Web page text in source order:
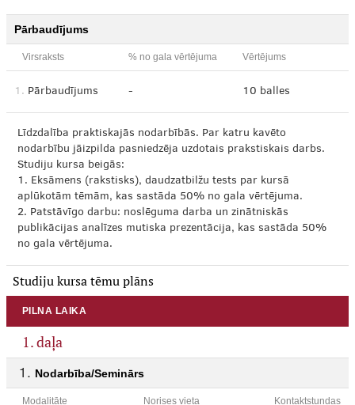
Pārbaudījums
Virsraksts % no gala vērtējuma Vērtējums
1. Pārbaudījums - 10 balles
Līdzdalība praktiskajās nodarbībās. Par katru kavēto
nodarbību jāizpilda pasniedzēja uzdotais prakstiskais darbs.
Studiju kursa beigās:
1. Eksāmens (rakstisks), daudzatbilžu tests par kursā
aplūkotām tēmām, kas sastāda 50% no gala vērtējuma.
2. Patstāvīgo darbu: noslēguma darba un zinātniskās
publikācijas analīzes mutiska prezentācija, kas sastāda 50%
no gala vērtējuma.
Studiju kursa tēmu plāns
PILNA LAIKA
1. daļa
Nodarbība/Seminārs
Modalitāte Norises vieta Kontaktstundas